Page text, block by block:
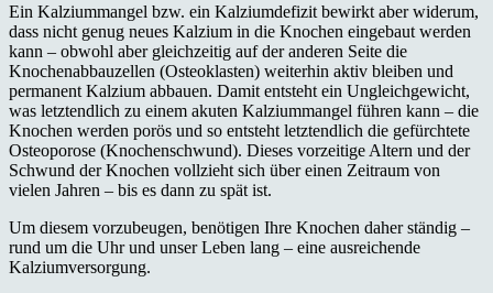
Ein Kalziummangel bzw. ein Kalziumdefizit bewirkt aber widerum,
dass nicht genug neues Kalzium in die Knochen eingebaut werden
kann – obwohl aber gleichzeitig auf der anderen Seite die
Knochenabbauzellen (Osteoklasten) weiterhin aktiv bleiben und
permanent Kalzium abbauen. Damit entsteht ein Ungleichgewicht,
was letztendlich zu einem akuten Kalziummangel führen kann – die
Knochen werden porös und so entsteht letztendlich die gefürchtete
Osteoporose (Knochenschwund). Dieses vorzeitige Altern und der
Schwund der Knochen vollzieht sich über einen Zeitraum von
vielen Jahren – bis es dann zu spät ist.
Um diesem vorzubeugen, benötigen Ihre Knochen daher ständig –
rund um die Uhr und unser Leben lang – eine ausreichende
Kalziumversorgung.